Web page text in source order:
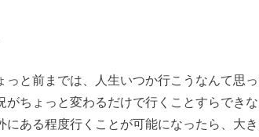
っと前までは、人生いつか行こうなんて思
がちょっと変わるだけで行くことすらでき
にある程度行くことが可能になったら、大